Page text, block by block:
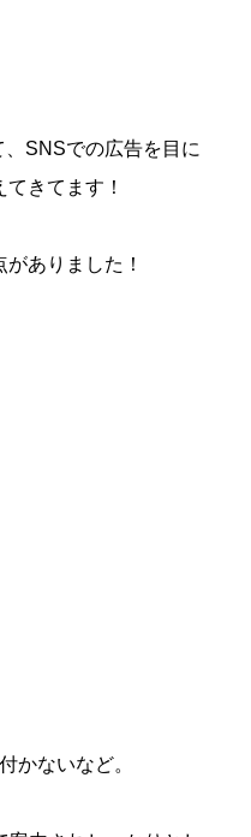
SNSでの広告を目に
きてます！
ありました！
かないなど。